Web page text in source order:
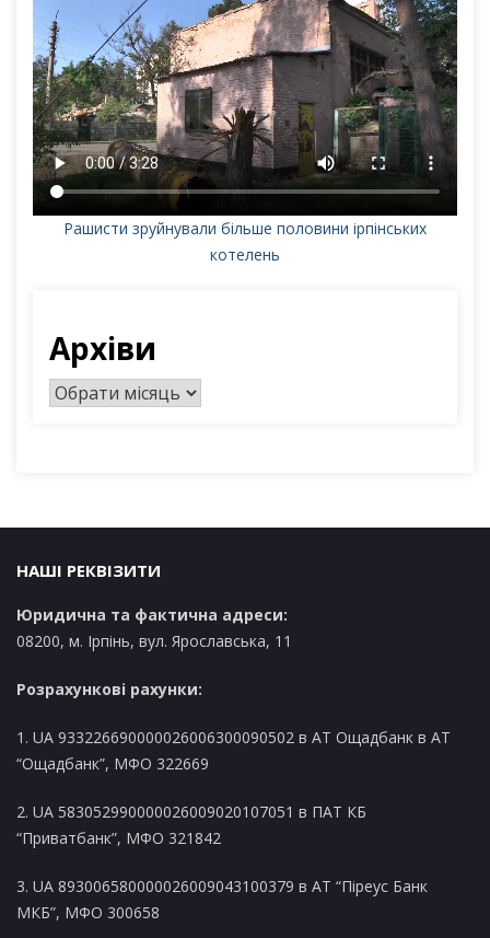
Рашисти зруйнували більше половини ірпінських
котелень
Архіви
А
НАШІ РЕКВІЗИТИ
Юридична та фактична адреси:
08200, м. Ірпінь, вул. Ярославська, 11
Розрахункові рахунки:
1. UA 933226690000026006300090502 в AT Ощадбанк в АТ
“Ощадбанк”, МФО 322669
2. UA 583052990000026009020107051 в ПАТ КБ
“Приватбанк”, МФО 321842
3. UA 893006580000026009043100379 в АТ “Піреус Банк
МКБ”, МФО 300658